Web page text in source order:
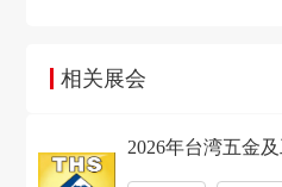
相关展会
2026年台湾五金